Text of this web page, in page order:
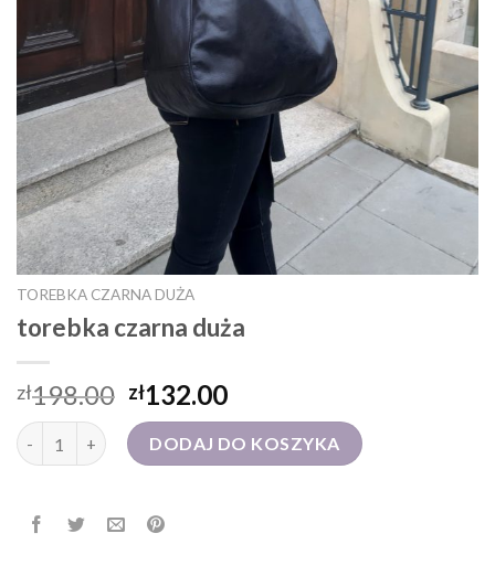
TOREBKA CZARNA DUŻA
torebka czarna duża
zł198.00 zł132.00
ilość torebka czarna dużaDODAJ DO KOSZYKA